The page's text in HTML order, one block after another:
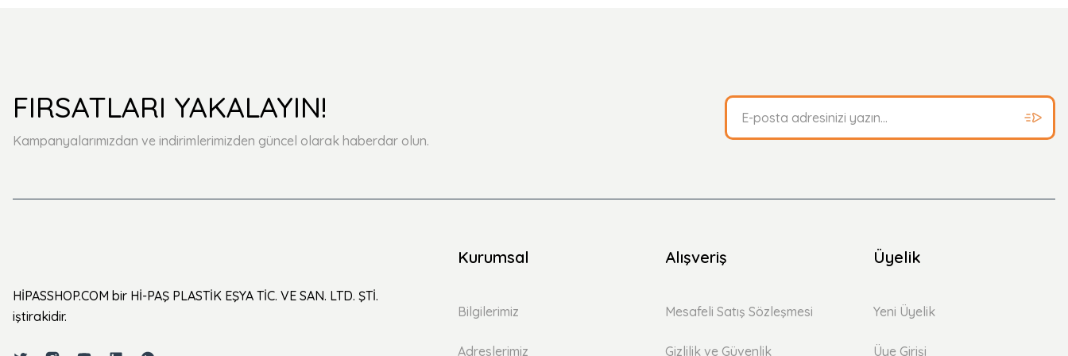
FIRSATLARI YAKALAYIN!
Kampanyalarımızdan ve indirimlerimizden güncel olarak haberdar olun.
HİPASSHOP.COM bir Hİ-PAŞ PLASTİK EŞYA TİC. VE SAN. LTD. ŞTİ.
iştirakidir.
Kurumsal
Bilgilerimiz
Adreslerimiz
Alışveriş
Mesafeli Satış Sözleşmesi
Gizlilik ve Güvenlik
Üyelik
Yeni Üyelik
Üye Girişi